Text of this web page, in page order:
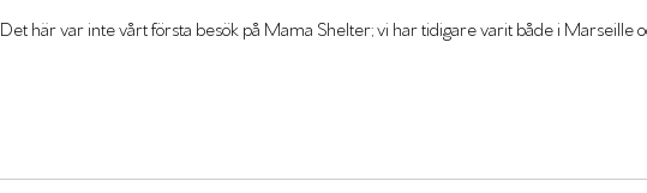
Det här var inte vårt första besök på Mama Shelter; vi har tidigare varit både i Marseille